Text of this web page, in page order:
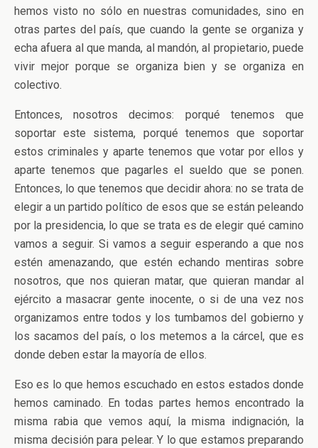
hemos visto no sólo en nuestras comunidades, sino en
otras partes del país, que cuando la gente se organiza y
echa afuera al que manda, al mandón, al propietario, puede
vivir mejor porque se organiza bien y se organiza en
colectivo.
Entonces, nosotros decimos: porqué tenemos que
soportar este sistema, porqué tenemos que soportar
estos criminales y aparte tenemos que votar por ellos y
aparte tenemos que pagarles el sueldo que se ponen.
Entonces, lo que tenemos que decidir ahora: no se trata de
elegir a un partido político de esos que se están peleando
por la presidencia, lo que se trata es de elegir qué camino
vamos a seguir. Si vamos a seguir esperando a que nos
estén amenazando, que estén echando mentiras sobre
nosotros, que nos quieran matar, que quieran mandar al
ejército a masacrar gente inocente, o si de una vez nos
organizamos entre todos y los tumbamos del gobierno y
los sacamos del país, o los metemos a la cárcel, que es
donde deben estar la mayoría de ellos.
Eso es lo que hemos escuchado en estos estados donde
hemos caminado. En todas partes hemos encontrado la
misma rabia que vemos aquí, la misma indignación, la
misma decisión para pelear. Y lo que estamos preparando